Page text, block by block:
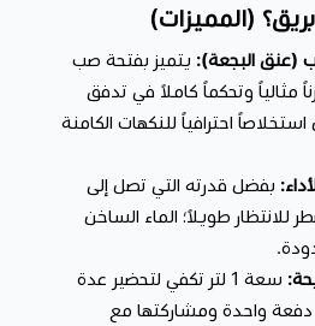
(المميزات)
(عنق البجعة): يتميز بفتحة صب
مثالياً وتحكماً كاملاً في تدفق
احترافياً للنكهات الكامنة
بفضل قدرته التي تصل إلى
تضطر للانتظار طويلاً؛ الماء الساخن
سعة 1 لتر تكفي لتحضير عدة
دفعة واحدة ومشاركتها مع